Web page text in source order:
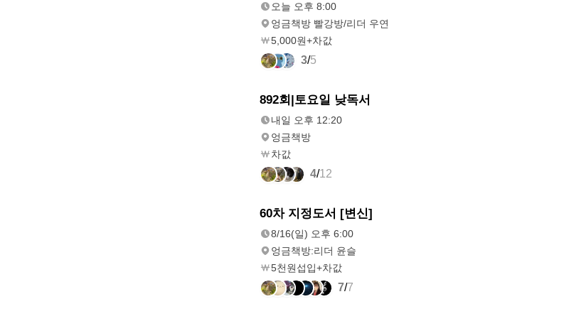
오늘 오후 8:00
엉금책방 빨강방/리더 우연
5,000원+차값
3/5
892회|토요일 낮독서
내일 오후 12:20
엉금책방
차값
4/12
60차 지정도서 [변신]
8/16(일) 오후 6:00
엉금책방:리더 윤슬
5천원섭입+차값
7/7